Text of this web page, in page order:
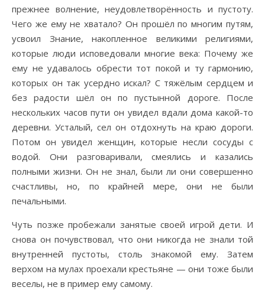
прежнее волнение, неудовлетворённость и пустоту.
Чего же ему не хватало? Он прошёл по многим путям,
усвоил Знание, накопленное великими религиями,
которые люди исповедовали многие века: Почему же
ему не удавалось обрести тот покой и ту гармонию,
которых он так усердно искал? С тяжёлым сердцем и
без радости шёл он по пустынной дороге. После
нескольких часов пути он увидел вдали дома какой-то
деревни. Усталый, сел он отдохнуть на краю дороги.
Потом он увидел женщин, которые несли сосуды с
водой. Они разговаривали, смеялись и казались
полными жизни. Он не знал, были ли они совершенно
счастливы, но, по крайней мере, они не были
печальными.
Чуть позже пробежали занятые своей игрой дети. И
снова он почувствовал, что они никогда не знали той
внутренней пустоты, столь знакомой ему. Затем
верхом на мулах проехали крестьяне — они тоже были
веселы, не в пример ему самому.